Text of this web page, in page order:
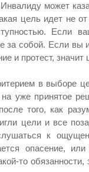
может
цель идет не
Если
за собой. Если вы
и протест,
в выборе
уже принятое
того, как
цели и все
к
опасение,
то